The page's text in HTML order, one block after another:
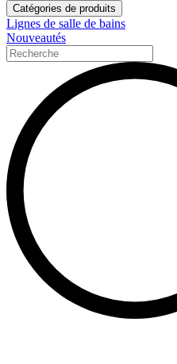
Catégories de produits
Lignes de salle de bains
Nouveautés